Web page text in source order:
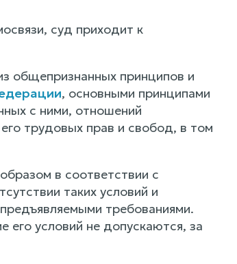
суд приходит к
общепризнанных принципов и
, основными принципами
с ними, отношений
трудовых прав и свобод, в том
в соответствии с
таких условий и
требованиями.
его условий не допускаются, за